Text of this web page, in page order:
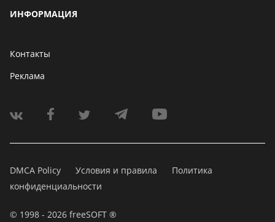
ИНФОРМАЦИЯ
Контакты
Реклама
DMCA Policy Условия и правила
Политика
конфиденциальности
© 1998 - 2026 freeSOFT ®